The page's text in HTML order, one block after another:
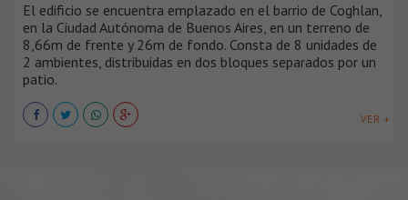
El edificio se encuentra emplazado en el barrio de Coghlan,
en la Ciudad Autónoma de Buenos Aires, en un terreno de
8,66m de frente y 26m de fondo. Consta de 8 unidades de
2 ambientes, distribuidas en dos bloques separados por un
patio.
VER +